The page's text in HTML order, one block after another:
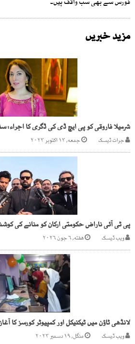
مزید خبریں
جرات ڈیسک جمعه, ۱۳ اکتوبر ۲۰۲۳
پی ٹی آئی ناراض حکومتی ارکان کو منانے کی
ویب ڈیسک هفته, ۶ جون ۲۰۲۶
لانڈھی ٹاؤن میں ٹیکنیکل اور کمپیوٹر کورسز کا
ویب ڈیسک منگل, ۱۹ دسمبر ۲۰۲۳